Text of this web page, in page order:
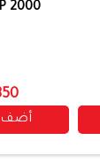
2000
7850
أضف